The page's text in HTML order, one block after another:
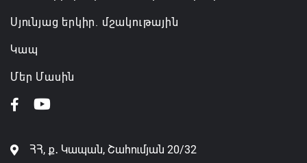
Սյունյաց երկիր. մշակութային
Կապ
Մեր Մասին
ՀՀ, ք․ Կապան, Շահումյան 20/32